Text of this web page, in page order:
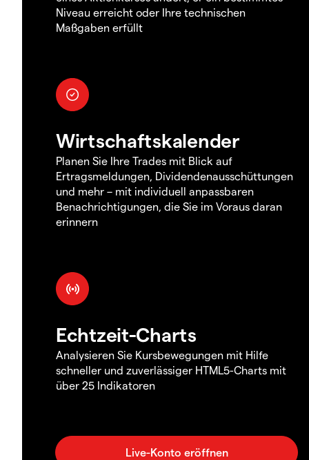
Niveau erreicht oder Ihre technischen
Maßgaben erfüllt
Wirtschaftskalender
Planen Sie Ihre Trades mit Blick auf
Ertragsmeldungen, Dividendenausschüttungen
und mehr – mit individuell anpassbaren
Benachrichtigungen, die Sie im Voraus daran
erinnern
Echtzeit-Charts
Analysieren Sie Kursbewegungen mit Hilfe
schneller und zuverlässiger HTML5-Charts mit
über 25 Indikatoren